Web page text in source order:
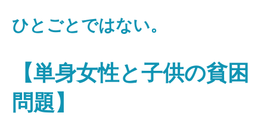
ひとごとではない。
【単身女性と子供の貧困
問題】